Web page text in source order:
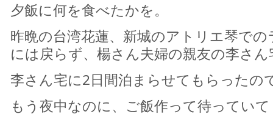
夕飯に何を食べたかを。
昨晩の台湾花蓮、新城のアトリエ琴で
には戻らず、楊さん夫婦の親友の李さん
李さん宅に2日間泊まらせてもらったの
もう夜中なのに、ご飯作って待ってい